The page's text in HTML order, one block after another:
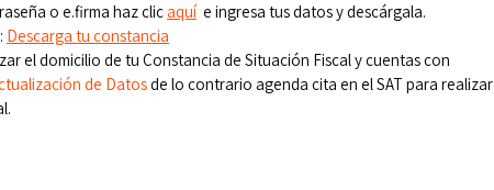
o e.firma haz clic aquí
  e ingresa tus datos y descárgala.
Descarga tu constancia
el domicilio de tu Constancia de Situación Fiscal y cuentas con
de Datos de lo contrario agenda cita en el SAT para realizar